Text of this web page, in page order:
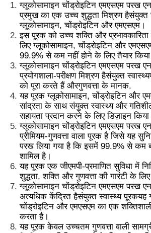
घर
ग्लूकोसामाइन चोंड्रोइटिन एमएसएम परख
प्रमुख का एक उच्च शुद्धता मिश्रण हैसंयुक्त
ग्लूकोसामाइन, चोंड्रोइटिन और एमएसएम।
इस पूरक को उच्च शक्ति और
लिए ग्लूकोसामाइन, चोंड्रोइटिन और
99.9% से कम नहीं होने के लिए तैयार किया
ग्लूकोसामाइन चोंड्रोइटिन एमएसएम परख
प्रयोगशाला-परीक्षण मिश्रण हैसंयुक्त स्वास्थ्य
को पूरा करते हैं औरगुणवत्ता के मानक.
यह पूरक ग्लूकोसामाइन, चोंड्रोइटिन और
सांद्रता के साथ संयुक्त स्वास्थ्य और
सहायता प्रदान करने के लिए डिज़ाइन किया
ग्लूकोसामाइन चोंड्रोइटिन एमएसएम परख
प्रीमियम-गुणवत्ता वाला पूरक है जिसे यह
परख लिया गया है कि इसमें 99.9% से कम
शामिल है।
यह पूरक एक जीएमपी-प्रमाणित सुविधा में
शुद्धता, शक्ति और गुणवत्ता की गारंटी के
ग्लूकोसामाइन चोंड्रोइटिन एमएसएम परख
अत्यधिक केंद्रित हैसंयुक्त स्वास्थ्य पूरकयह
चोंड्रोइटिन और एमएसएम का एक
करता है।
यह पूरक केवल उच्चतम गुणवत्ता वाली